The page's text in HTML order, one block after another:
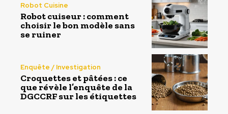
Robot Cuisine
Robot cuiseur : comment
choisir le bon modèle sans
se ruiner
Enquête / Investigation
Croquettes et pâtées : ce
que révèle l’enquête de la
DGCCRF sur les étiquettes